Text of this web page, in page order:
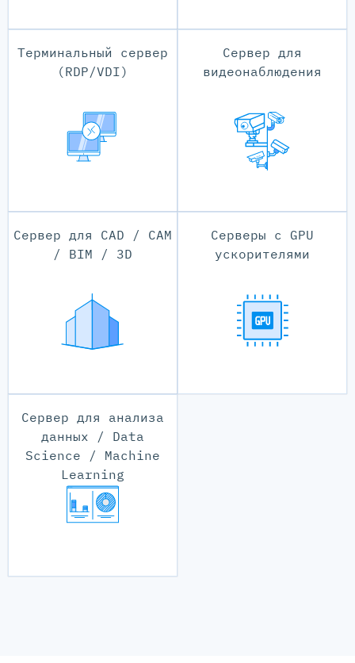
Терминальный сервер
(RDP/VDI)
Сервер для
видеонаблюдения
Сервер для CAD / CAM
/ BIM / 3D
Серверы с GPU
ускорителями
Сервер для анализа
данных / Data
Science / Machine
Learning